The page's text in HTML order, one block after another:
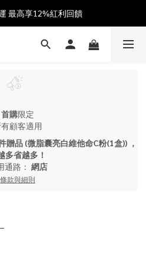
金  加入LINE社群享優惠價
最高享12%紅利回饋
好禮雙重送 最高送$888購物金!
首購限定
顧客適用
贈品 (微脂囊亮白維他命C粉(1盒)) ，
多省越多！
通路： 網店
條款與細則